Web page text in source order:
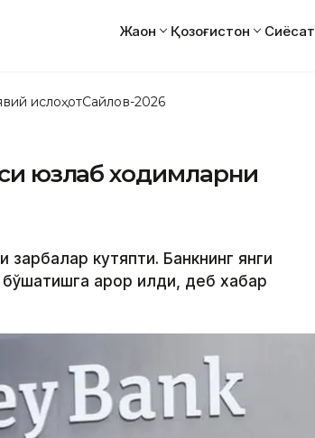
Жаҳон Қозоғистон Сиёсат
ислоҳотСайлов-2026
юзлаб ходимларни
зарбалар кутяпти. Банкнинг янги
қарор қилди, деб хабар